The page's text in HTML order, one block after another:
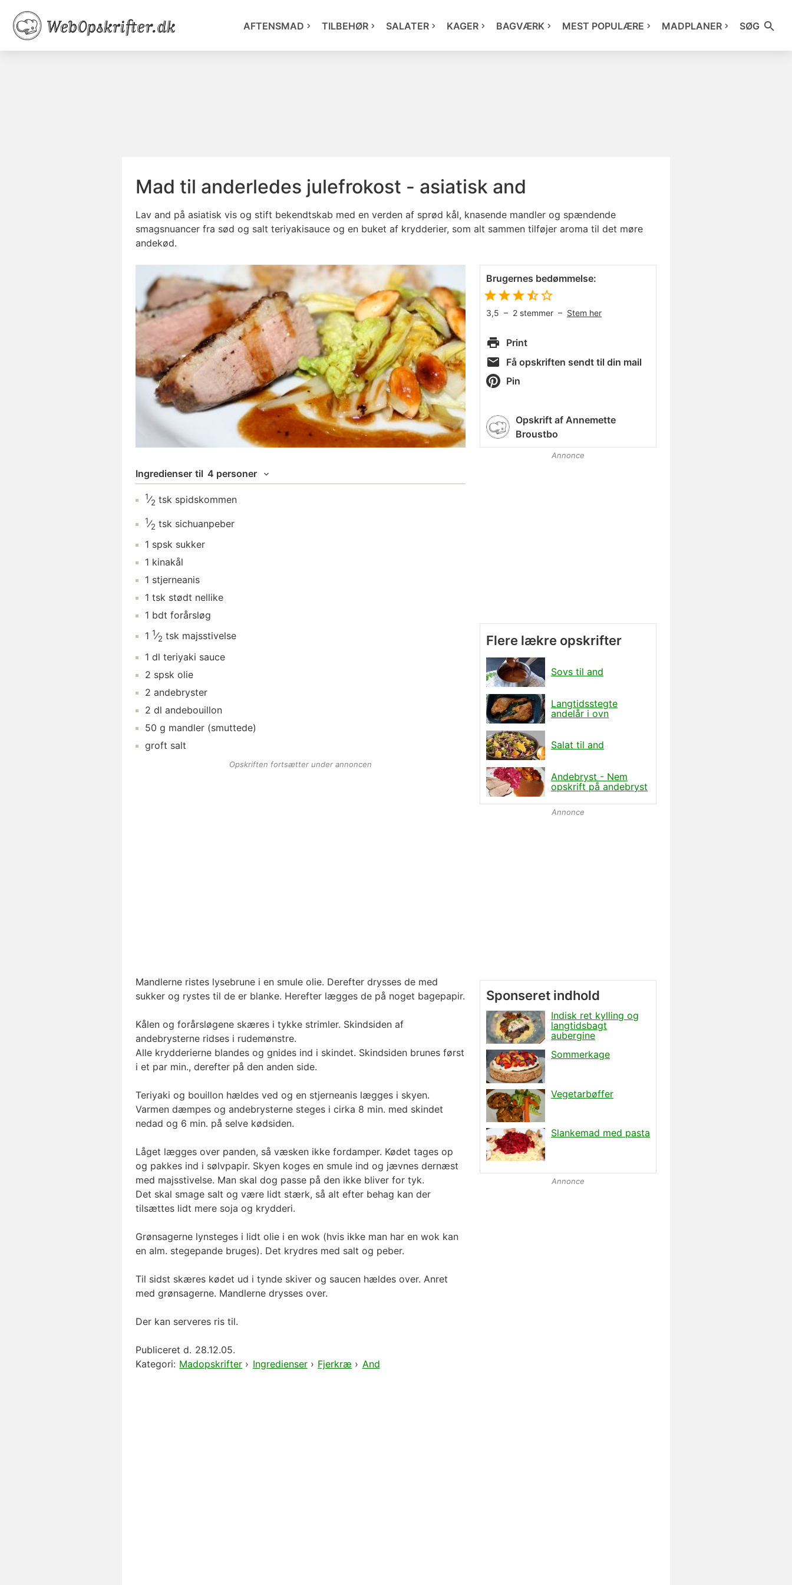
AFTENSMAD TILBEHØR SALATER KAGER BAGVÆRK MEST POPULÆRE MADPLANER SØG
Mad til anderledes julefrokost - asiatisk and
Lav and på asiatisk vis og stift bekendtskab med en verden af sprød kål, knasende mandler og spændende
smagsnuancer fra sød og salt teriyakisauce og en buket af krydderier, som alt sammen tilføjer aroma til det møre
andekød.
Ingredienser til 4 personer
1⁄2 tsk spidskommen
1⁄2 tsk sichuanpeber
1 spsk sukker
1 kinakål
1 stjerneanis
1 tsk stødt nellike
1 bdt forårsløg
1 1⁄2 tsk majsstivelse
1 dl teriyaki sauce
2 spsk olie
2 andebryster
2 dl andebouillon
50 g mandler (smuttede)
groft salt
Opskriften fortsætter under annoncen
Mandlerne ristes lysebrune i en smule olie. Derefter drysses de med
sukker og rystes til de er blanke. Herefter lægges de på noget bagepapir.
Kålen og forårsløgene skæres i tykke strimler. Skindsiden af
andebrysterne ridses i rudemønstre.
Alle krydderierne blandes og gnides ind i skindet. Skindsiden brunes først
i et par min., derefter på den anden side.
Teriyaki og bouillon hældes ved og en stjerneanis lægges i skyen.
Varmen dæmpes og andebrysterne steges i cirka 8 min. med skindet
nedad og 6 min. på selve kødsiden.
Låget lægges over panden, så væsken ikke fordamper. Kødet tages op
og pakkes ind i sølvpapir. Skyen koges en smule ind og jævnes dernæst
med majsstivelse. Man skal dog passe på den ikke bliver for tyk.
Det skal smage salt og være lidt stærk, så alt efter behag kan der
tilsættes lidt mere soja og krydderi.
Grønsagerne lynsteges i lidt olie i en wok (hvis ikke man har en wok kan
en alm. stegepande bruges). Det krydres med salt og peber.
Til sidst skæres kødet ud i tynde skiver og saucen hældes over. Anret
med grønsagerne. Mandlerne drysses over.
Der kan serveres ris til.
Publiceret d. 28.12.05.
Kategori: Madopskrifter › Ingredienser› Fjerkræ › And
Brugernes bedømmelse:
3,5 – 2 stemmer – Stem her
Print
Få opskriften sendt til din mail
Pin
Opskrift af Annemette
Broustbo
Annonce
Flere lækre opskrifter
Sovs til and
Langtidsstegte
andelår i ovn
Salat til and
Andebryst - Nem
opskrift på andebryst
Annonce
Annonce